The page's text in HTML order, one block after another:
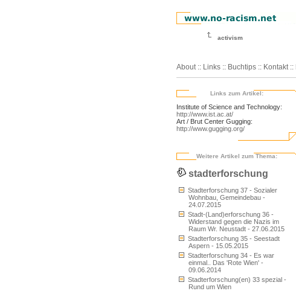
activism
About :: Links :: Buchtips :: Kontakt ::
Links zum Artikel:
Institute of Science and Technology:
http://www.ist.ac.at/
Art / Brut Center Gugging:
http://www.gugging.org/
Weitere Artikel zum Thema:
stadterforschung
Stadterforschung 37 - Sozialer
Wohnbau, Gemeindebau -
24.07.2015
Stadt-(Land)erforschung 36 -
Widerstand gegen die Nazis im
Raum Wr. Neustadt - 27.06.2015
Stadterforschung 35 - Seestadt
Aspern - 15.05.2015
Stadterforschung 34 - Es war
einmal.. Das 'Rote Wien' -
09.06.2014
Stadterforschung(en) 33 spezial -
Rund um Wien